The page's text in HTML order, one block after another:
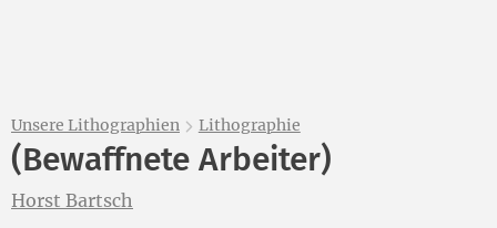
Unsere Lithographien Lithographie
(Bewaffnete Arbeiter)
Horst Bartsch